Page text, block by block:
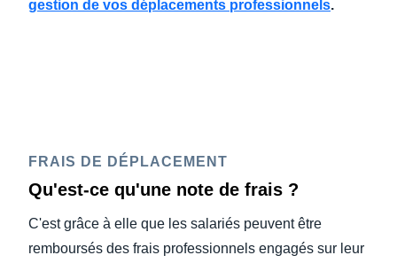
gestion de vos déplacements professionnels.
FRAIS DE DÉPLACEMENT
Qu'est-ce qu'une note de frais ?
C'est grâce à elle que les salariés peuvent être
remboursés des frais professionnels engagés sur leur